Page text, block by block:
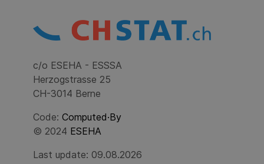
c/o ESEHA - ESSSA
Herzogstrasse 25
CH-3014 Berne
Code: Computed·By
© 2024 ESEHA
Last update: 09.08.2026